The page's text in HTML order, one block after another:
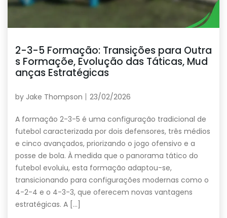
2-3-5 Formação: Transições para Outra
s Formaçõe, Evolução das Táticas, Mud
anças Estratégicas
by Jake Thompson 23/02/2026
A formação 2-3-5 é uma configuração tradicional de
futebol caracterizada por dois defensores, três médios
e cinco avançados, priorizando o jogo ofensivo e a
posse de bola. À medida que o panorama tático do
futebol evoluiu, esta formação adaptou-se,
transicionando para configurações modernas como o
4-2-4 e o 4-3-3, que oferecem novas vantagens
estratégicas. A […]